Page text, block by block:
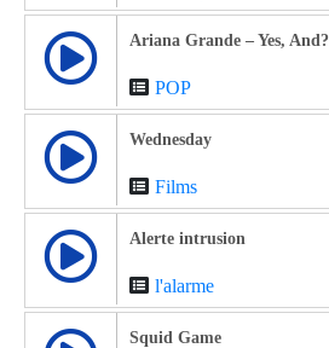
Ariana Grande – Yes, And?
POP
Wednesday
Films
Alerte intrusion
l'alarme
Squid Game